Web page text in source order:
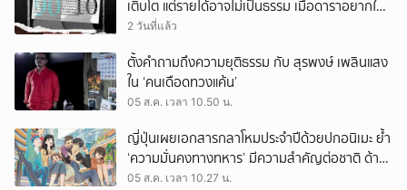
เติบโต แต่รายได้อาจไม่เป็นธรรม เมื่อดาราอยากให้มี
‘สัญญามาตรฐาน’
2 วันที่แล้ว
ตั้งคำถามถึงความยุติธรรม กับ สุรพงษ์ เพลินแสง
ใน ‘คนเดือดทวงแค้น’
05 ส.ค. เวลา 10.50 น.
ญี่ปุ่นเผยเอกสารกลาโหมประจำปีด้วยปกอนิเมะ ย้ำ
‘ความมั่นคงทางทหาร’ มีความสำคัญต่อชาติ ด้าน
จีนเตือน ขออย่าซ้ำรอยประวัติศาสตร์
05 ส.ค. เวลา 10.27 น.